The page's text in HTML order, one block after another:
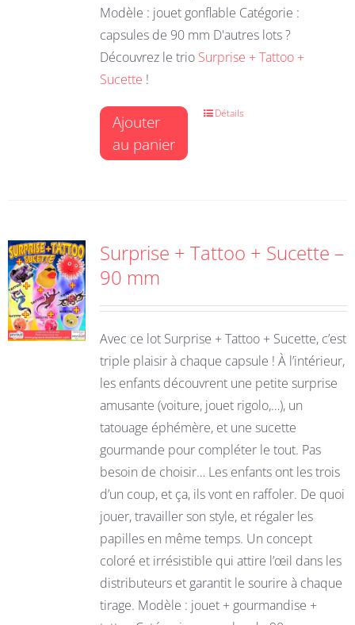
Modèle : jouet gonflable Catégorie :
capsules de 90 mm D'autres lots ?
Découvrez le trio Surprise + Tattoo +
Sucette !
Ajouter
au panier
Détails
Surprise + Tattoo + Sucette –
90 mm
Avec ce lot Surprise + Tattoo + Sucette, c’est
triple plaisir à chaque capsule ! À l’intérieur,
les enfants découvrent une petite surprise
amusante (voiture, jouet rigolo,…), un
tatouage éphémère, et une sucette
gourmande pour compléter le tout. Pas
besoin de choisir… Les enfants ont les trois
d’un coup, et ça, ils vont en raffoler. De quoi
jouer, travailler son style, et régaler les
papilles en même temps. Un concept
coloré et irrésistible qui attire l’œil dans les
distributeurs et garantit le sourire à chaque
tirage. Modèle : jouet + gourmandise +